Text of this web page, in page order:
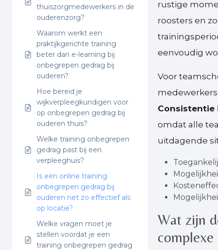
thuiszorgmedewerkers in de
ouderenzorg?
Waarom werkt een
praktijkgerichte training
beter dan e-learning bij
onbegrepen gedrag bij
ouderen?
Hoe bereid je
wijkverpleegkundigen voor
op onbegrepen gedrag bij
ouderen thuis?
Welke training onbegrepen
gedrag past bij een
verpleeghuis?
Is een online training
onbegrepen gedrag bij
ouderen net zo effectief als
op locatie?
Welke vragen moet je
stellen voordat je een
training onbegrepen gedrag
rustige
roosters en
eenvoudig
Voor
Consistentie
omdat alle
uitdagende
Wat zijn
complexe